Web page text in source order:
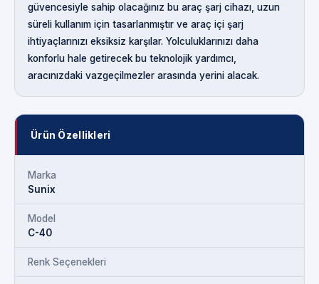
güvencesiyle sahip olacağınız bu araç şarj cihazı, uzun
süreli kullanım için tasarlanmıştır ve araç içi şarj
ihtiyaçlarınızı eksiksiz karşılar. Yolculuklarınızı daha
konforlu hale getirecek bu teknolojik yardımcı,
aracınızdaki vazgeçilmezler arasında yerini alacak.
Ürün Özellikleri
Marka
Sunix
Model
C-40
Renk Seçenekleri